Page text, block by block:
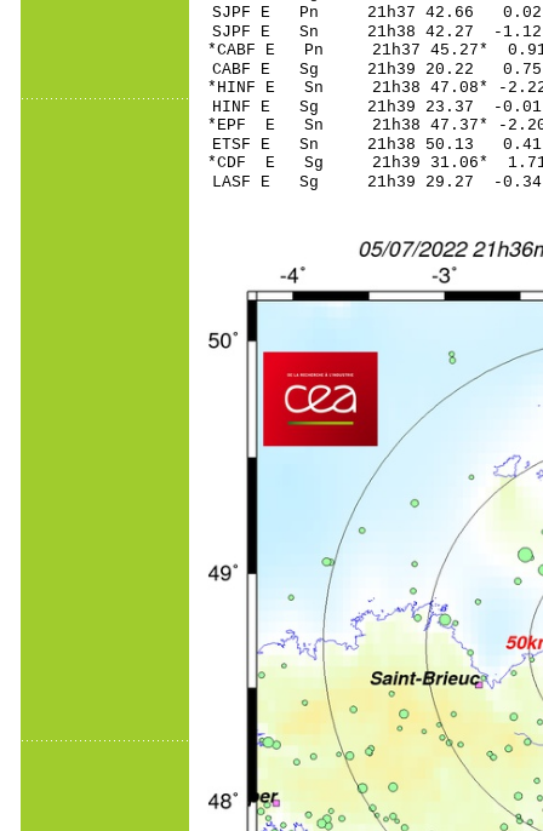
SJPF E Pn 21h37 42.66
SJPF E Sn 21h38 42.27
*CABF E Pn 21h37
CABF E Sg 21h39 20.22
*HINF E Sn 21h38
HINF E Sg 21h39 23.37
*EPF E Sn 21h38
ETSF E Sn 21h38
*CDF E Sg 21h39
LASF E Sg 21h39 29.27